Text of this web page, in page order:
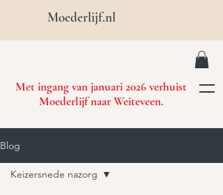
Moederlijf.nl
Met ingang van januari 2026 verhuist
Moederlijf naar Weiteveen.
Blog
Keizersnede nazorg